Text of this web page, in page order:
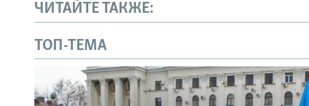
ЧИТАЙТЕ ТАКЖЕ:
ТОП-ТЕМА